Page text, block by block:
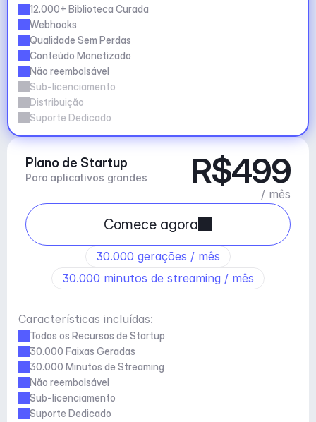
12.000+ Biblioteca Curada
Webhooks
Qualidade Sem Perdas
Conteúdo Monetizado
Não reembolsável
Sub-licenciamento
Distribuição
Suporte Dedicado
Plano de Startup
Para aplicativos grandes R$499
/ mês
Comece agora
30.000 gerações / mês
30.000 minutos de streaming / mês
Características incluídas:
Todos os Recursos de Startup
30.000 Faixas Geradas
30.000 Minutos de Streaming
Não reembolsável
Sub-licenciamento
Suporte Dedicado